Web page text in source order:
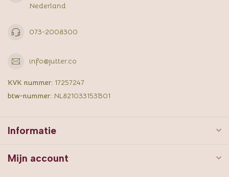
Nederland
073-2008300
info@jutter.co
KVK nummer: 17257247
btw-nummer: NL821033153B01
Informatie
Mijn account